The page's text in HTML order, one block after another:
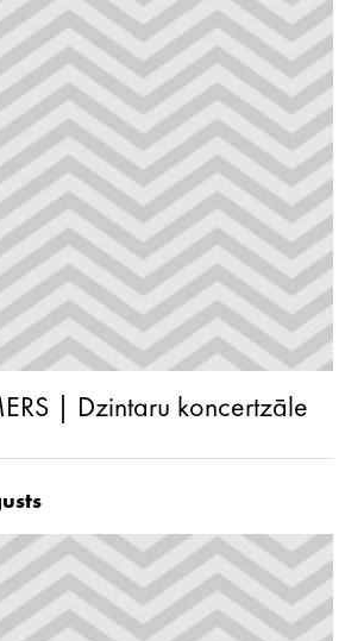
| Dzintaru koncertzāle